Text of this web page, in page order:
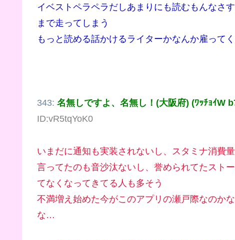
イベストペラペラだしあまりにも読むもんなさ
まで走ってしまう
もっと読める話かけるライターかなんか雇って
343: 名無しですよ、名無し！(大阪府) (ﾜｯﾁｮｲW
ID:vR5tqYoK0
いまだに通知も実装されないし、スタミナ消費
言ってたのも音沙汰ないし、誉められてたスト
てなくなってきてる人も多そう
不満増え始めた今がこのアプリの瀬戸際なのか
な…